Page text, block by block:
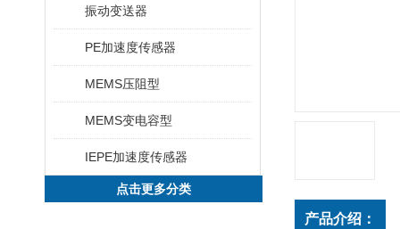
振动变送器
PE加速度传感器
MEMS压阻型
MEMS变电容型
IEPE加速度传感器
点击更多分类
产品介绍：